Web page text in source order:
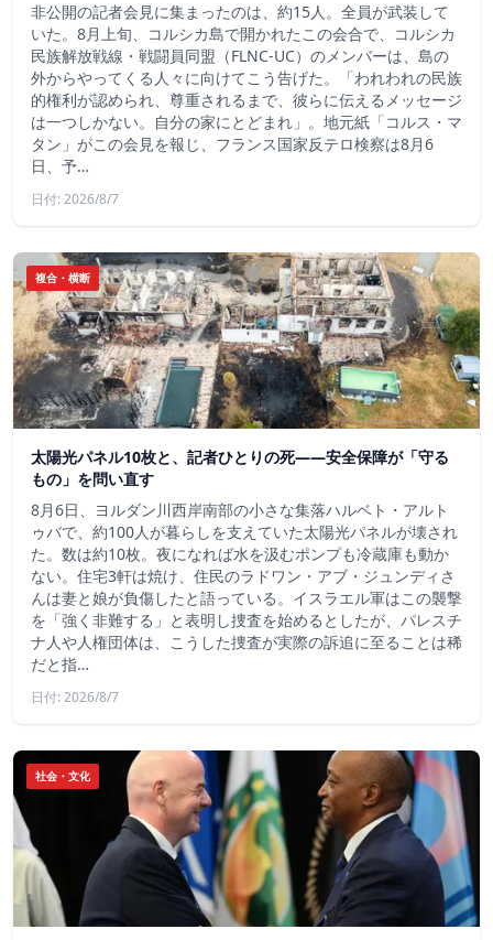
非公開の記者会見に集まったのは、約15人。全員が武装して
いた。8月上旬、コルシカ島で開かれたこの会合で、コルシカ
民族解放戦線・戦闘員同盟（FLNC-UC）のメンバーは、島の
外からやってくる人々に向けてこう告げた。「われわれの民族
的権利が認められ、尊重されるまで、彼らに伝えるメッセージ
は一つしかない。自分の家にとどまれ」。地元紙「コルス・マ
タン」がこの会見を報じ、フランス国家反テロ検察は8月6
日、予…
日付: 2026/8/7
複合・横断
太陽光パネル10枚と、記者ひとりの死——安全保障が「守る
もの」を問い直す
8月6日、ヨルダン川西岸南部の小さな集落ハルベト・アルト
ゥバで、約100人が暮らしを支えていた太陽光パネルが壊され
た。数は約10枚。夜になれば水を汲むポンプも冷蔵庫も動か
ない。住宅3軒は焼け、住民のラドワン・アブ・ジュンディさ
んは妻と娘が負傷したと語っている。イスラエル軍はこの襲撃
を「強く非難する」と表明し捜査を始めるとしたが、パレスチ
ナ人や人権団体は、こうした捜査が実際の訴追に至ることは稀
だと指…
日付: 2026/8/7
社会・文化